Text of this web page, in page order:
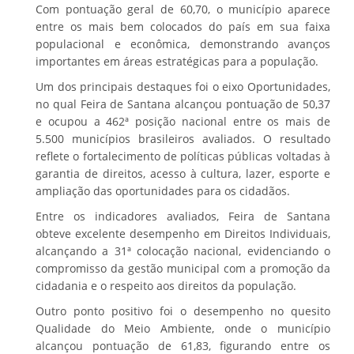
Com pontuação geral de 60,70, o município aparece
entre os mais bem colocados do país em sua faixa
populacional e econômica, demonstrando avanços
importantes em áreas estratégicas para a população.
Um dos principais destaques foi o eixo Oportunidades,
no qual Feira de Santana alcançou pontuação de 50,37
e ocupou a 462ª posição nacional entre os mais de
5.500 municípios brasileiros avaliados. O resultado
reflete o fortalecimento de políticas públicas voltadas à
garantia de direitos, acesso à cultura, lazer, esporte e
ampliação das oportunidades para os cidadãos.
Entre os indicadores avaliados, Feira de Santana
obteve excelente desempenho em Direitos Individuais,
alcançando a 31ª colocação nacional, evidenciando o
compromisso da gestão municipal com a promoção da
cidadania e o respeito aos direitos da população.
Outro ponto positivo foi o desempenho no quesito
Qualidade do Meio Ambiente, onde o município
alcançou pontuação de 61,83, figurando entre os